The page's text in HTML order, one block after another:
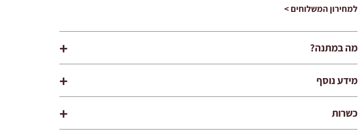
למחירון המשלוחים >
מה במתנה?
מידע נוסף
כשרות